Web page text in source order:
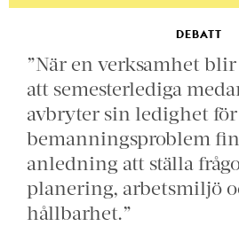
DEBATT
”När en verksamhet
att semesterlediga
avbryter sin ledighet för
bemanningsproblem
anledning att ställa
planering, arbetsmiljö
hållbarhet.”